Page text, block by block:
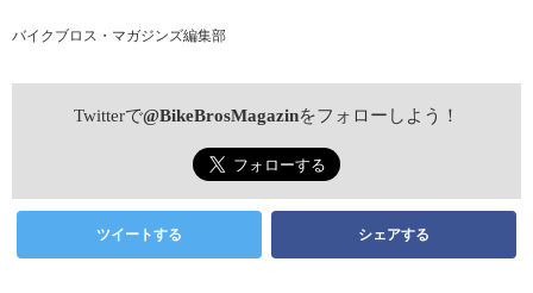
バイクブロス・マガジンズ編集部
Twitterで@BikeBrosMagazinをフォローしよう！
ツイートする シェアする